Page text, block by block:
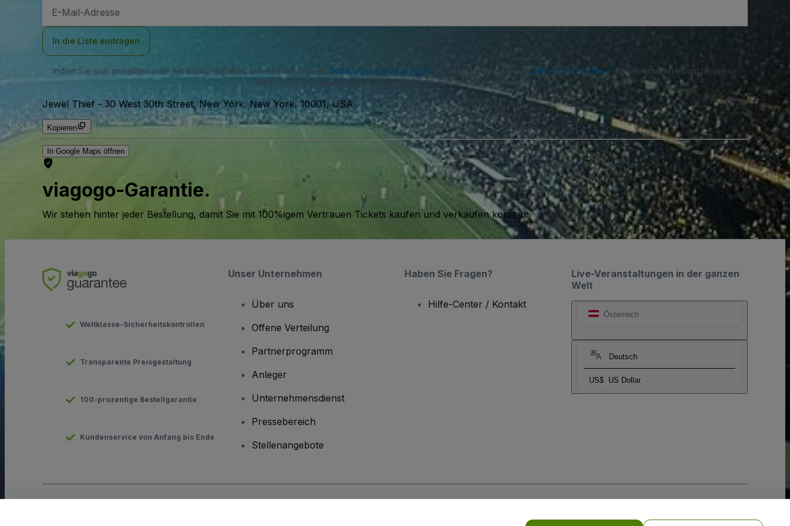
Mail-
In die Liste eintragen
Indem Sie sich anmelden oder ein Konto erstellen, stimmen Sie unseren Nutzungsvereinbarungen zu und erkennen unsere Datenschutzrichtlinie an. Sie erhalten möglicherweise
SMS-Benachrichtigungen von uns und können sich jederzeit abmelden.
Jewel Thief - 30 West 30th Street, New York, New York, 10001, USA
Kopieren
In Google Maps öffnen
viagogo-Garantie.
Wir stehen hinter jeder Bestellung, damit Sie mit 100%igem Vertrauen Tickets kaufen und verkaufen können.
Live-Veranstaltungen in der ganzen
Welt
Österreich
Deutsch
US$ US Dollar
Weltklasse-Sicherheitskontrollen
Transparente Preisgestaltung
100-prozentige Bestellgarantie
Kundenservice von Anfang bis Ende
Unser Unternehmen
Über uns
Offene Verteilung
Partnerprogramm
Anleger
Unternehmensdienst
Pressebereich
Stellenangebote
Haben Sie Fragen?
Hilfe-Center / Kontakt
Cookie-RichtlinieundDatenschutzrichtlinie für Mobilanwendungen